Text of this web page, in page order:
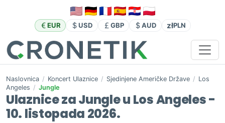
EUR USD GBP AUD złPLN
Naslovnica / Koncert Ulaznice / Sjedinjene Američke Države / Los
Angeles / Jungle
Ulaznice za Jungle u Los Angeles -
10. listopada 2026.